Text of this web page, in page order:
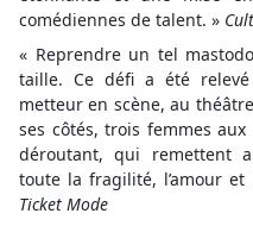
comédiennes de talent. »
« Reprendre un tel
taille. Ce défi a été
metteur en scène, au
ses côtés, trois femmes
déroutant, qui remettent
toute la fragilité, l’amour
Ticket Mode